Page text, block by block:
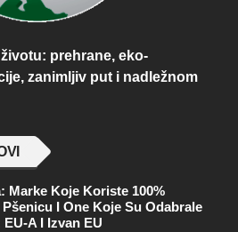
prehrane, eko-
zanimljiv put i nadležnom
Marke Koje Koriste 100%
I One Koje Su Odabrale
A I Izvan EU